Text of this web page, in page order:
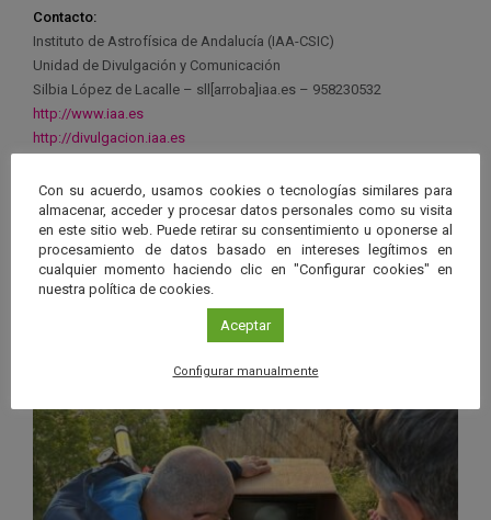
Contacto:
Instituto de Astrofísica de Andalucía (IAA-CSIC)
Unidad de Divulgación y Comunicación
Silbia López de Lacalle – sll[arroba]iaa.es – 958230532
http://www.iaa.es
http://divulgacion.iaa.es
Últimas noticias publicadas Ver más
Con su acuerdo, usamos cookies o tecnologías similares para
almacenar, acceder y procesar datos personales como su visita
en este sitio web. Puede retirar su consentimiento u oponerse al
procesamiento de datos basado en intereses legítimos en
cualquier momento haciendo clic en "Configurar cookies" en
nuestra política de cookies.
Aceptar
Configurar manualmente